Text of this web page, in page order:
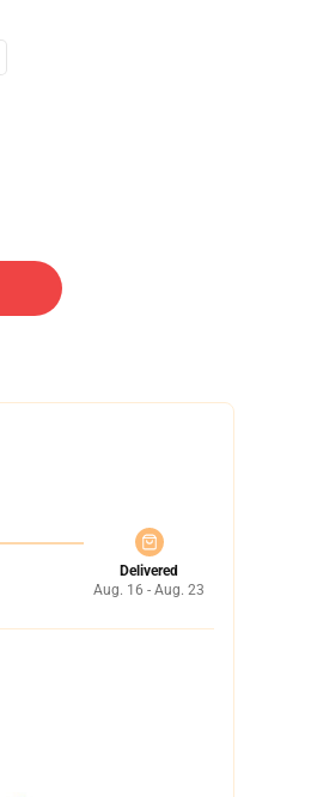
Delivered
Aug. 16 - Aug. 23